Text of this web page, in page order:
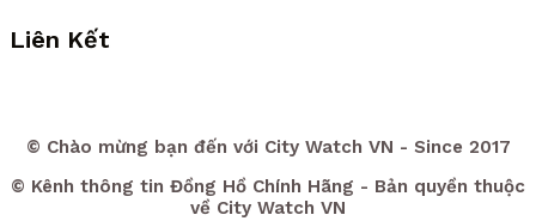
Liên Kết
© Chào mừng bạn đến với City Watch VN - Since 2017
© Kênh thông tin Đồng Hồ Chính Hãng - Bản quyền thuộc
về City Watch VN